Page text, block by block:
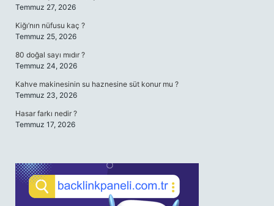
Temmuz 27, 2026
Kiğı’nın nüfusu kaç ?
Temmuz 25, 2026
80 doğal sayı mıdır ?
Temmuz 24, 2026
Kahve makinesinin su haznesine süt konur mu ?
Temmuz 23, 2026
Hasar farkı nedir ?
Temmuz 17, 2026